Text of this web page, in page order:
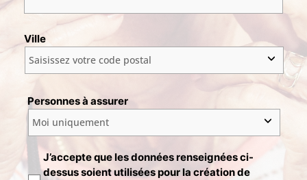
Ville
Personnes à assurer
J’accepte que les données renseignées ci-
dessus soient utilisées pour la création de